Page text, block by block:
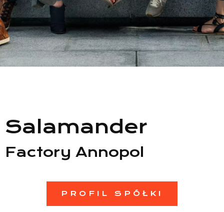
Lista sklepów
Informacje
Salamander
Factory Annopol
PROFIL SPÓŁKI